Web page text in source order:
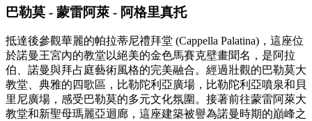
巴勒莫 - 蒙雷阿萊 - 阿格里真托
抵達後參觀華麗的帕拉蒂尼禮拜堂 (Cappella Palatina)，這座位
於諾曼王宮內的教堂以絕美的金色馬賽克壁畫聞名，是阿拉
伯、諾曼與拜占庭藝術風格的完美融合。經過壯觀的巴勒莫大
教堂、典雅的四歌區，比勒陀利亞廣場，比勒陀利亞噴泉和貝
里尼廣場，感受巴勒莫的多元文化氛圍。接著前往蒙雷阿萊大
教堂和新聖母瑪麗亞迴廊，這座建築被譽為諾曼時期的巔峰之